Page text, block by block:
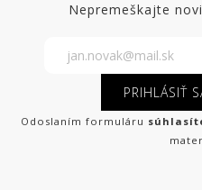
Nepremeškajte
PRIHLÁSIŤ
Odoslaním formuláru